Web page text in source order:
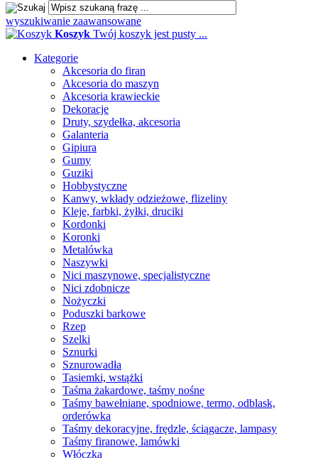
wyszukiwanie zaawansowane
Koszyk Twój koszyk jest pusty ...
Kategorie
Akcesoria do firan
Akcesoria do maszyn
Akcesoria krawieckie
Dekoracje
Druty, szydełka, akcesoria
Galanteria
Gipiura
Gumy
Guziki
Hobbystyczne
Kanwy, wkłady odzieżowe, flizeliny
Kleje, farbki, żyłki, druciki
Kordonki
Koronki
Metalówka
Naszywki
Nici maszynowe, specjalistyczne
Nici zdobnicze
Nożyczki
Poduszki barkowe
Rzep
Szelki
Sznurki
Sznurowadła
Tasiemki, wstążki
Taśma żakardowe, taśmy nośne
Taśmy bawełniane, spodniowe, termo, odblask,
orderówka
Taśmy dekoracyjne, frędzle, ściągacze, lampasy
Taśmy firanowe, lamówki
Włóczka